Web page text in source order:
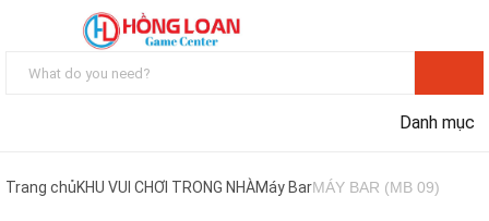
Danh mục
Trang chủKHU VUI CHƠI TRONG NHÀMáy BarMÁY BAR (MB 09)